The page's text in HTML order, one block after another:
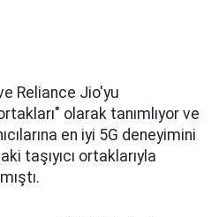
Reliance Jio'yu
olarak tanımlıyor ve
en iyi 5G deneyimini
taşıyıcı ortaklarıyla